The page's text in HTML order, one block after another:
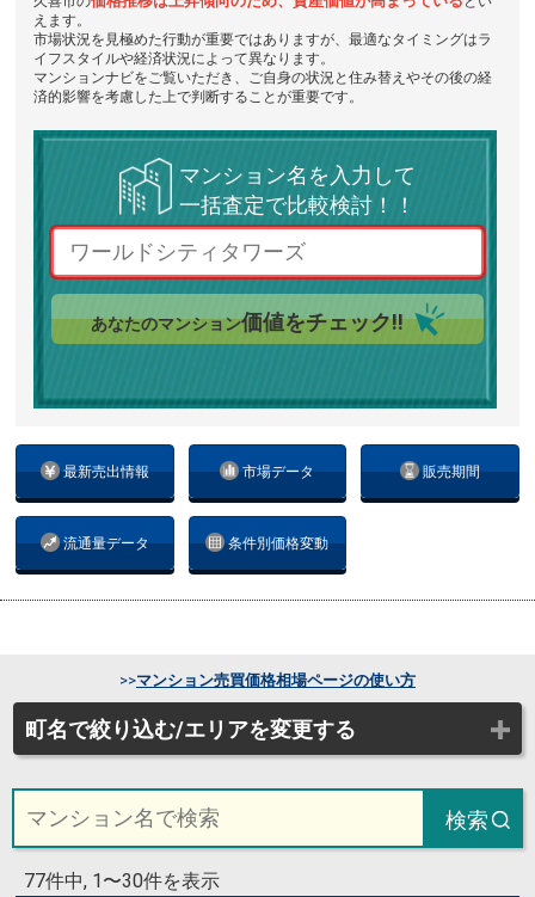
最新売出情報 市場データ 販売期間
流通量データ 条件別価格変動
えます。
市場状況を見極めた行動が重要ではありますが、最適なタイミングはラ
イフスタイルや経済状況によって異なります。
マンションナビをご覧いただき、ご自身の状況と住み替えやその後の経
済的影響を考慮した上で判断することが重要です。
マンション名を入力して
一括査定で比較検討！！
あなたのマンション価値をチェック!!
町名で絞り込む/エリアを変更する
>>マンション売買価格相場ページの使い方
検索
77件中, 1〜30件を表示